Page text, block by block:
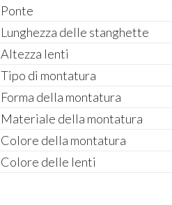
Ponte
Lunghezza delle stanghette
Altezza lenti
Tipo di montatura
Forma della montatura
Materiale della montatura
Colore della montatura
Colore delle lenti